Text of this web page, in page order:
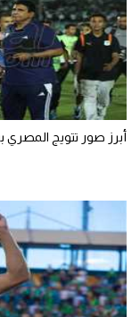
أبرز صور تتويج